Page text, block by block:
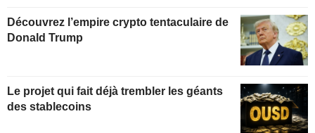
Découvrez l’empire crypto tentaculaire de
Donald Trump
Le projet qui fait déjà trembler les géants
des stablecoins